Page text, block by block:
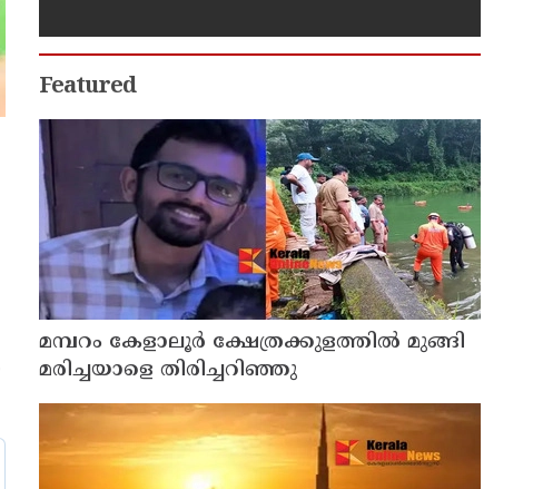
Featured
മമ്പറം കേളാലൂർ ക്ഷേത്രക്കുളത്തിൽ മുങ്ങി
മരിച്ചയാളെ തിരിച്ചറിഞ്ഞു